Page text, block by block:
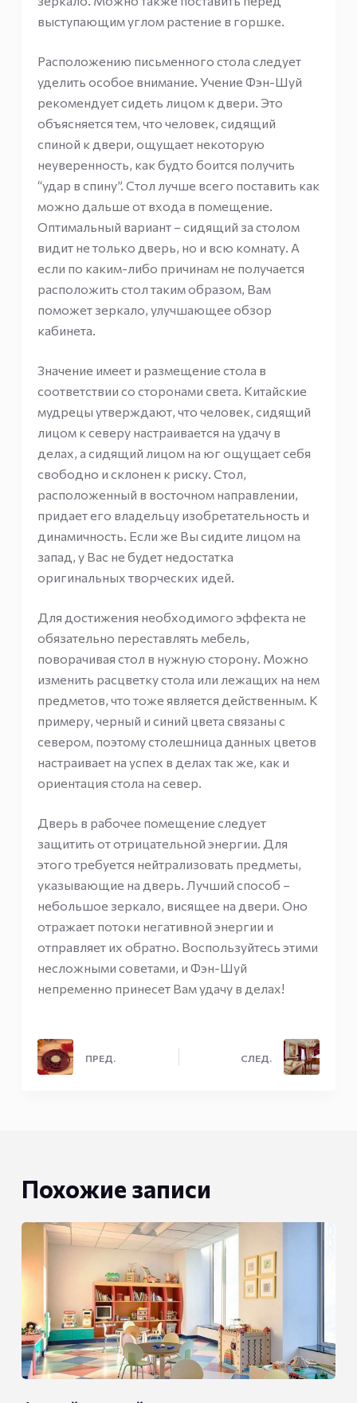
выступающим углом растение в горшке.
Расположению письменного стола следует
уделить особое внимание. Учение Фэн-Шуй
рекомендует сидеть лицом к двери. Это
объясняется тем, что человек, сидящий
спиной к двери, ощущает некоторую
неуверенность, как будто боится получить
“удар в спину”. Стол лучше всего поставить как
можно дальше от входа в помещение.
Оптимальный вариант – сидящий за столом
видит не только дверь, но и всю комнату. А
если по каким-либо причинам не получается
расположить стол таким образом, Вам
поможет зеркало, улучшающее обзор
кабинета.
Значение имеет и размещение стола в
соответствии со сторонами света. Китайские
мудрецы утверждают, что человек, сидящий
лицом к северу настраивается на удачу в
делах, а сидящий лицом на юг ощущает себя
свободно и склонен к риску. Стол,
расположенный в восточном направлении,
придает его владельцу изобретательность и
динамичность. Если же Вы сидите лицом на
запад, у Вас не будет недостатка
оригинальных творческих идей.
Для достижения необходимого эффекта не
обязательно переставлять мебель,
поворачивая стол в нужную сторону. Можно
изменить расцветку стола или лежащих на нем
предметов, что тоже является действенным. К
примеру, черный и синий цвета связаны с
севером, поэтому столешница данных цветов
настраивает на успех в делах так же, как и
ориентация стола на север.
Дверь в рабочее помещение следует
защитить от отрицательной энергии. Для
этого требуется нейтрализовать предметы,
указывающие на дверь. Лучший способ –
небольшое зеркало, висящее на двери. Оно
отражает потоки негативной энергии и
отправляет их обратно. Воспользуйтесь этими
несложными советами, и Фэн-Шуй
непременно принесет Вам удачу в делах!
ПРЕД. СЛЕД.
Похожие записи